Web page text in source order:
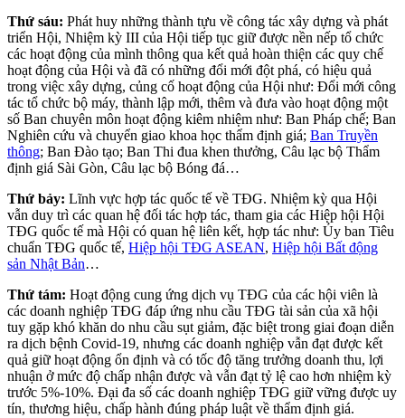
Thứ sáu: Phát huy những thành tựu về công tác xây dựng và phát
triển Hội, Nhiệm kỳ III của Hội tiếp tục giữ được nền nếp tổ chức
các hoạt động của mình thông qua kết quả hoàn thiện các quy chế
hoạt động của Hội và đã có những đổi mới đột phá, có hiệu quả
trong việc xây dựng, củng cố hoạt động của Hội như: Đổi mới công
tác tổ chức bộ máy, thành lập mới, thêm và đưa vào hoạt động một
số Ban chuyên môn hoạt động kiêm nhiệm như: Ban Pháp chế; Ban
Nghiên cứu và chuyển giao khoa học thẩm định giá; Ban Truyền
thông; Ban Đào tạo; Ban Thi đua khen thưởng, Câu lạc bộ Thẩm
định giá Sài Gòn, Câu lạc bộ Bóng đá…
Thứ bảy: Lĩnh vực hợp tác quốc tế về TĐG. Nhiệm kỳ qua Hội
vẫn duy trì các quan hệ đối tác hợp tác, tham gia các Hiệp hội Hội
TĐG quốc tế mà Hội có quan hệ liên kết, hợp tác như: Ủy ban Tiêu
chuẩn TĐG quốc tế, Hiệp hội TĐG ASEAN, Hiệp hội Bất động
sản Nhật Bản…
Thứ tám: Hoạt động cung ứng dịch vụ TĐG của các hội viên là
các doanh nghiệp TĐG đáp ứng nhu cầu TĐG tài sản của xã hội
tuy gặp khó khăn do nhu cầu sụt giảm, đặc biệt trong giai đoạn diễn
ra dịch bệnh Covid-19, nhưng các doanh nghiệp vẫn đạt được kết
quả giữ hoạt động ổn định và có tốc độ tăng trưởng doanh thu, lợi
nhuận ở mức độ chấp nhận được và vẫn đạt tỷ lệ cao hơn nhiệm kỳ
trước 5%-10%. Đại đa số các doanh nghiệp TĐG giữ vững được uy
tín, thương hiệu, chấp hành đúng pháp luật về thẩm định giá.